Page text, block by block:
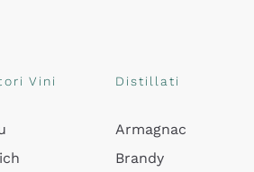
Vini Distillati
Armagnac
Brandy